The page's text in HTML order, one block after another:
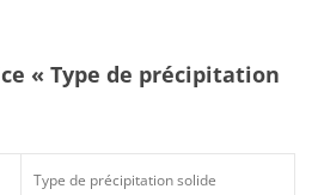
« Type de précipitation
Type de précipitation solide